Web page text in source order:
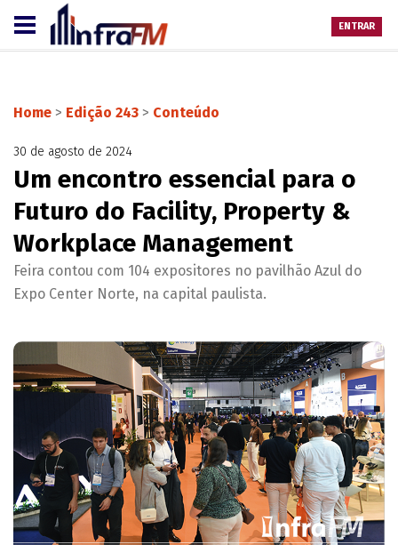
ENTRAR
Home > Edição 243 > Conteúdo
30 de agosto de 2024
Um encontro essencial para o
Futuro do Facility, Property &
Workplace Management
Feira contou com 104 expositores no pavilhão Azul do
Expo Center Norte, na capital paulista.